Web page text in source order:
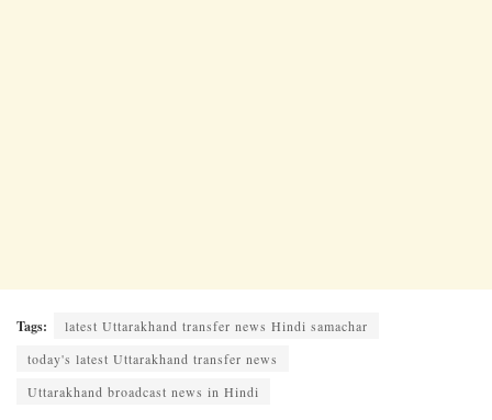
Tags:
latest Uttarakhand transfer news Hindi samachar
today's latest Uttarakhand transfer news
Uttarakhand broadcast news in Hindi